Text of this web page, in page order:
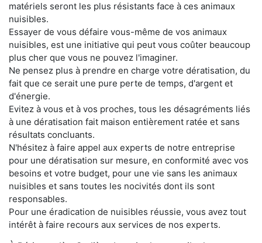
matériels seront les plus résistants face à ces animaux
nuisibles.
Essayer de vous défaire vous-même de vos animaux
nuisibles, est une initiative qui peut vous coûter beaucoup
plus cher que vous ne pouvez l'imaginer.
Ne pensez plus à prendre en charge votre dératisation, du
fait que ce serait une pure perte de temps, d'argent et
d'énergie.
Evitez à vous et à vos proches, tous les désagréments liés
à une dératisation fait maison entièrement ratée et sans
résultats concluants.
N'hésitez à faire appel aux experts de notre entreprise
pour une dératisation sur mesure, en conformité avec vos
besoins et votre budget, pour une vie sans les animaux
nuisibles et sans toutes les nocivités dont ils sont
responsables.
Pour une éradication de nuisibles réussie, vous avez tout
intérêt à faire recours aux services de nos experts.